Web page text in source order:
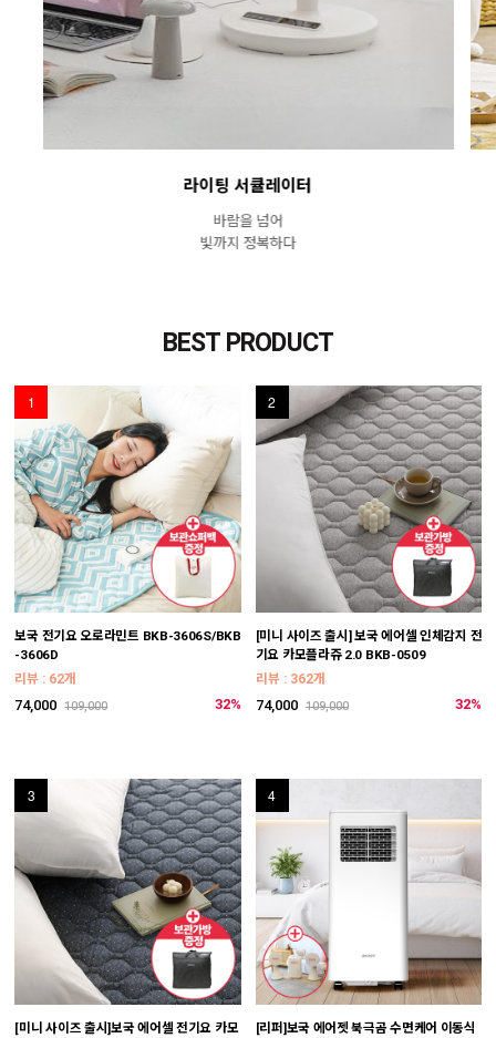
라이팅 서큘레이터
바람을 넘어
빛까지 정복하다
BEST PRODUCT
1
보국 전기요 오로라민트 BKB-3606S/BKB
-3606D
리뷰 : 62개
32%
74,000 109,000
2
[미니 사이즈 출시] 보국 에어셀 인체감지 전
기요 카모플라쥬 2.0 BKB-0509
리뷰 : 362개
32%
74,000 109,000
3
[미니 사이즈 출시]보국 에어셀 전기요 카모
4
[리퍼]보국 에어젯 북극곰 수면케어 이동식